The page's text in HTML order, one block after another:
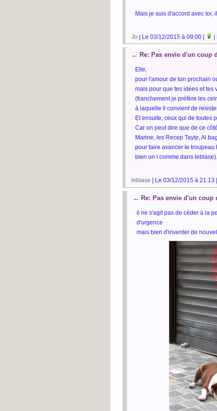
Mais je suis d'accord avec toi,
Jo | Le 03/12/2015 à 09:00 | |
← Re: Pas envie d'un coup
Elle,
pour l'amour de ton prochain
mais pour que tes idées et tes
(franchement je préfère les
à laquelle il convient de
Et ensuite, ceux qui de toutes
Car on peut dire que de ce
Marine, les Recep Tayip, Al
pour faire avancer le troupeau
bien un l comme dans leblase).
leblase | Le 03/12/2015 à 21:13
← Re: Pas envie d'un coup
il ne s'agit pas de céder à la
d'urgence
mais bien d'inventer de